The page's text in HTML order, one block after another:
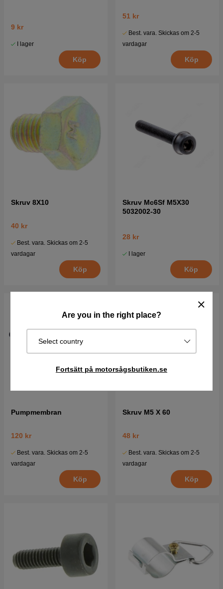
Are you in the right place?
Select country
Fortsätt på motorsågsbutiken.se
9 kr
I lager
Köp
51 kr
Best. vara. Skickas om 2-5
vardagar
Köp
Skruv 8X10
40 kr
Best. vara. Skickas om 2-5
vardagar
Köp
Skruv Mc6Sf M5X30
5032002-30
28 kr
I lager
Köp
Pumpmembran
120 kr
Best. vara. Skickas om 2-5
vardagar
Köp
Skruv M5 X 60
48 kr
Best. vara. Skickas om 2-5
vardagar
Köp